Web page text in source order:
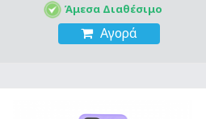
Άμεσα Διαθέσιμο
Αγορά